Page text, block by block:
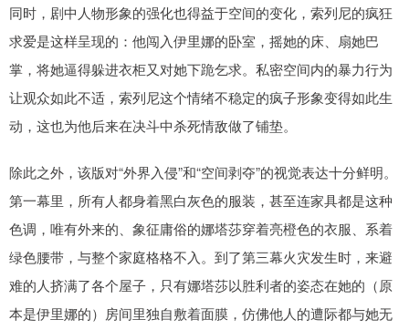
同时，剧中人物形象的强化也得益于空间的变化，索列尼的疯狂
求爱是这样呈现的：他闯入伊里娜的卧室，摇她的床、扇她巴
掌，将她逼得躲进衣柜又对她下跪乞求。私密空间内的暴力行为
让观众如此不适，索列尼这个情绪不稳定的疯子形象变得如此生
动，这也为他后来在决斗中杀死情敌做了铺垫。
除此之外，该版对“外界入侵”和“空间剥夺”的视觉表达十分鲜明。
第一幕里，所有人都身着黑白灰色的服装，甚至连家具都是这种
色调，唯有外来的、象征庸俗的娜塔莎穿着亮橙色的衣服、系着
绿色腰带，与整个家庭格格不入。到了第三幕火灾发生时，来避
难的人挤满了各个屋子，只有娜塔莎以胜利者的姿态在她的（原
本是伊里娜的）房间里独自敷着面膜，仿佛他人的遭际都与她无